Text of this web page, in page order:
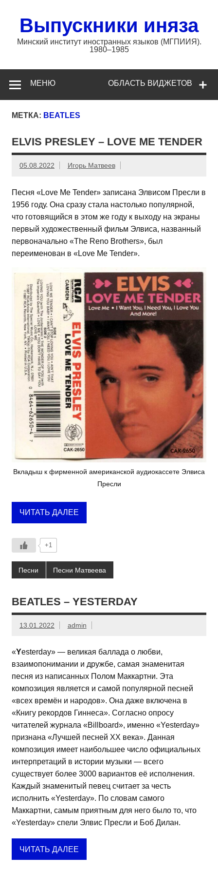
содержимому
Выпускники иняза
Минский институт иностранных языков (МГПИИЯ).
1980–1985
ОБЛАСТЬ ВИДЖЕТОВ
МЕНЮ
МЕТКА: BEATLES
ELVIS PRESLEY – LOVE ME TENDER
05.08.2022 Игорь Матвеев
Песня «Love Me Tender» записана Элвисом Пресли в
1956 году. Она сразу стала настолько популярной,
что готовящийся в этом же году к выходу на экраны
первый художественный фильм Элвиса, названный
первоначально «The Reno Brothers», был
переименован в «Love Me Tender».
Вкладыш к фирменной американской аудиокассете Элвиса
Пресли
ЧИТАТЬ ДАЛЕЕ
+1
Песни Песни Матвеева
BEATLES – YESTERDAY
13.01.2022 admin
«Yesterday» — великая баллада о любви,
взаимопонимании и дружбе, самая знаменитая
песня из написанных Полом Маккартни. Эта
композиция является и самой популярной песней
«всех времён и народов». Она даже включена в
«Книгу рекордов Гиннеса». Согласно опросу
читателей журнала «Billboard», именно «Yesterday»
признана «Лучшей песней ХХ века». Данная
композиция имеет наибольшее число официальных
интерпретаций в истории музыки — всего
существует более 3000 вариантов её исполнения.
Каждый знаменитый певец считает за честь
исполнить «Yesterday». По словам самого
Маккартни, самым приятным для него было то, что
«Yesterday» спели Элвис Пресли и Боб Дилан.
ЧИТАТЬ ДАЛЕЕ